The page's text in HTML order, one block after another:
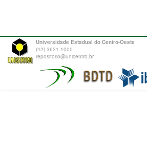
Universidade Estadual do Centro-Oeste
(42) 3621-1000
repositorio@unicentro.br